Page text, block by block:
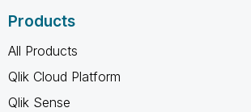
Products
All Products
Qlik Cloud Platform
Qlik Sense